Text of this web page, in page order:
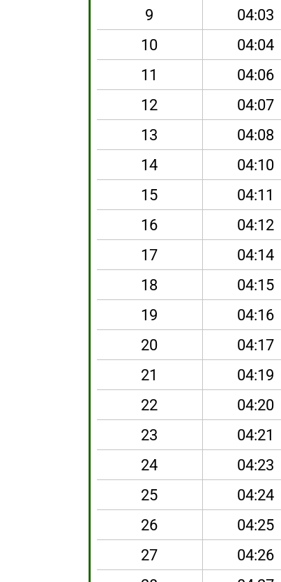
9
04:03
10
04:04
11
04:06
12
04:07
13
04:08
14
04:10
15
04:11
16
04:12
17
04:14
18
04:15
19
04:16
20
04:17
21
04:19
22
04:20
23
04:21
24
04:23
25
04:24
26
04:25
27
04:26